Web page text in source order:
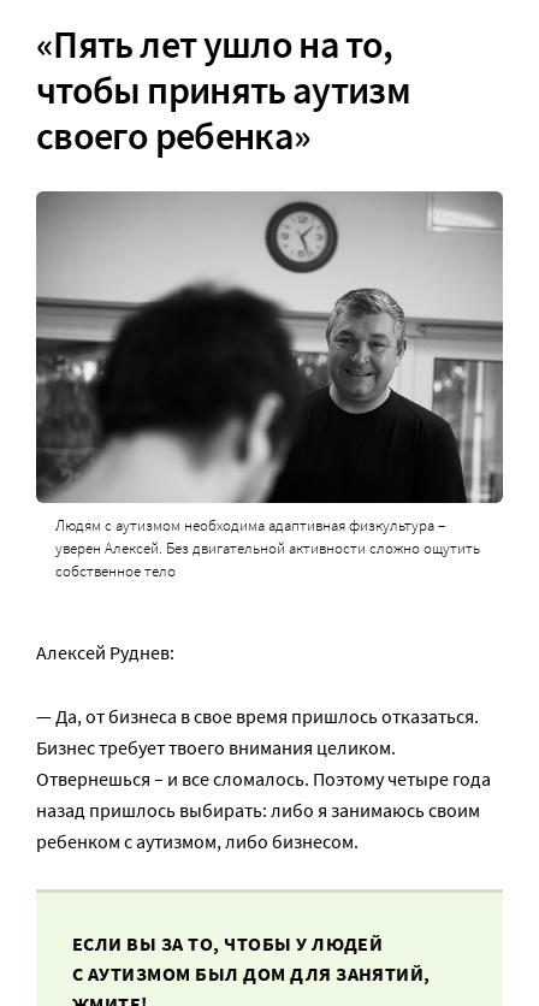
«Пять лет ушло на то,
чтобы принять аутизм
своего ребенка»
Людям с аутизмом необходима адаптивная физкультура –
уверен Алексей. Без двигательной активности сложно ощутить
собственное тело
Алексей Руднев:
— Да, от бизнеса в свое время пришлось отказаться.
Бизнес требует твоего внимания целиком.
Отвернешься – и все сломалось. Поэтому четыре года
назад пришлось выбирать: либо я занимаюсь своим
ребенком с аутизмом, либо бизнесом.
ЕСЛИ ВЫ ЗА ТО, ЧТОБЫ У ЛЮДЕЙ
С АУТИЗМОМ БЫЛ ДОМ ДЛЯ ЗАНЯТИЙ,